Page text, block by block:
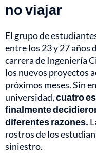
no viajar
El grupo de
entre los 23 y 27 años
carrera de Ingeniería
los nuevos proyectos
próximos meses. Sin
universidad,cuatro
finalmente
diferentes razones.
rostros de los
siniestro.